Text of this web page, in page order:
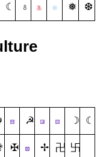
☾ ♁ ❅ ❆
☭ ☽ ☾
✠ ✢ 卍 卐